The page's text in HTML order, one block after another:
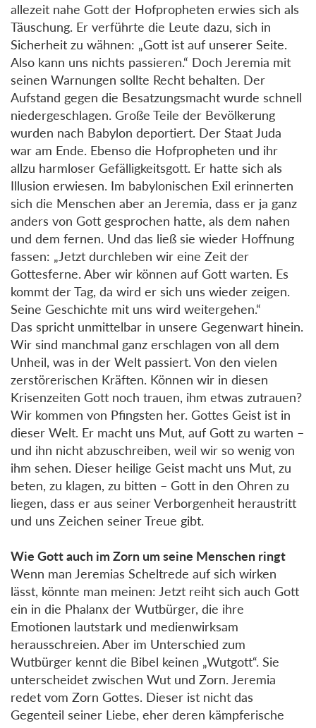
allezeit nahe Gott der Hofpropheten erwies sich als
Täuschung. Er verführte die Leute dazu, sich in
Sicherheit zu wähnen: „Gott ist auf unserer Seite.
Also kann uns nichts passieren.“ Doch Jeremia mit
seinen Warnungen sollte Recht behalten. Der
Aufstand gegen die Besatzungsmacht wurde schnell
niedergeschlagen. Große Teile der Bevölkerung
wurden nach Babylon deportiert. Der Staat Juda
war am Ende. Ebenso die Hofpropheten und ihr
allzu harmloser Gefälligkeitsgott. Er hatte sich als
Illusion erwiesen. Im babylonischen Exil erinnerten
sich die Menschen aber an Jeremia, dass er ja ganz
anders von Gott gesprochen hatte, als dem nahen
und dem fernen. Und das ließ sie wieder Hoffnung
fassen: „Jetzt durchleben wir eine Zeit der
Gottesferne. Aber wir können auf Gott warten. Es
kommt der Tag, da wird er sich uns wieder zeigen.
Seine Geschichte mit uns wird weitergehen.“
Das spricht unmittelbar in unsere Gegenwart hinein.
Wir sind manchmal ganz erschlagen von all dem
Unheil, was in der Welt passiert. Von den vielen
zerstörerischen Kräften. Können wir in diesen
Krisenzeiten Gott noch trauen, ihm etwas zutrauen?
Wir kommen von Pfingsten her. Gottes Geist ist in
dieser Welt. Er macht uns Mut, auf Gott zu warten –
und ihn nicht abzuschreiben, weil wir so wenig von
ihm sehen. Dieser heilige Geist macht uns Mut, zu
beten, zu klagen, zu bitten – Gott in den Ohren zu
liegen, dass er aus seiner Verborgenheit heraustritt
und uns Zeichen seiner Treue gibt.
Wie Gott auch im Zorn um seine Menschen ringt
Wenn man Jeremias Scheltrede auf sich wirken
lässt, könnte man meinen: Jetzt reiht sich auch Gott
ein in die Phalanx der Wutbürger, die ihre
Emotionen lautstark und medienwirksam
herausschreien. Aber im Unterschied zum
Wutbürger kennt die Bibel keinen „Wutgott“. Sie
unterscheidet zwischen Wut und Zorn. Jeremia
redet vom Zorn Gottes. Dieser ist nicht das
Gegenteil seiner Liebe, eher deren kämpferische